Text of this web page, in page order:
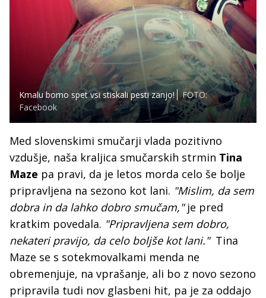
Kmalu bomo spet vsi stiskali pesti zanjo!
FOTO:
Facebook
Med slovenskimi smučarji vlada pozitivno
vzdušje, naša kraljica smučarskih strmin Tina
Maze pa pravi, da je letos morda celo še bolje
pripravljena na sezono kot lani. "Mislim, da sem
dobra in da lahko dobro smučam,"je pred
kratkim povedala. "Pripravljena sem dobro,
nekateri pravijo, da celo boljše kot lani."Tina
Maze se s sotekmovalkami menda ne
obremenjuje, na vprašanje, ali bo z novo sezono
pripravila tudi nov glasbeni hit, pa je za oddajo